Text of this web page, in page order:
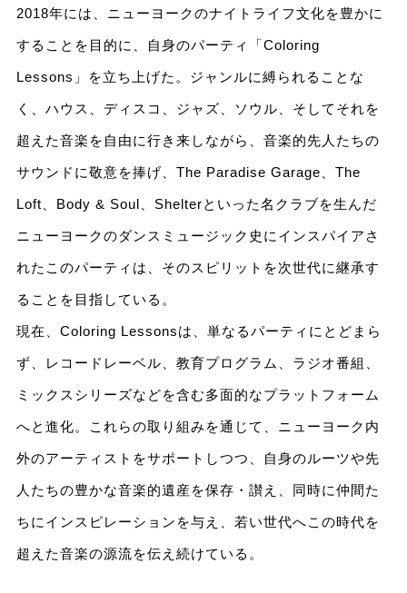
2018年には、ニューヨークのナイトライフ文化を豊かに
することを目的に、自身のパーティ「Coloring
Lessons」を立ち上げた。ジャンルに縛られることな
く、ハウス、ディスコ、ジャズ、ソウル、そしてそれを
超えた音楽を自由に行き来しながら、音楽的先人たちの
サウンドに敬意を捧げ、The Paradise Garage、The
Loft、Body & Soul、Shelterといった名クラブを生んだ
ニューヨークのダンスミュージック史にインスパイアさ
れたこのパーティは、そのスピリットを次世代に継承す
ることを目指している。
現在、Coloring Lessonsは、単なるパーティにとどまら
ず、レコードレーベル、教育プログラム、ラジオ番組、
ミックスシリーズなどを含む多面的なプラットフォーム
へと進化。これらの取り組みを通じて、ニューヨーク内
外のアーティストをサポートしつつ、自身のルーツや先
人たちの豊かな音楽的遺産を保存・讃え、同時に仲間た
ちにインスピレーションを与え、若い世代へこの時代を
超えた音楽の源流を伝え続けている。